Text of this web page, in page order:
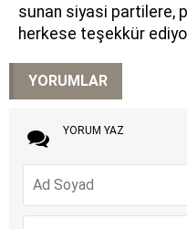
sunan siyasi partilere,
herkese teşekkür
YORUMLAR
YORUM YAZ